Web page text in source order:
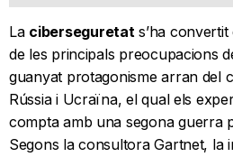
La ciberseguretats’ha convertit
de les principals preocupacions
guanyat protagonisme arran del
Rússia i Ucraïna, el qual els
compta amb una segona guerra
Segons la consultora Gartnet, la